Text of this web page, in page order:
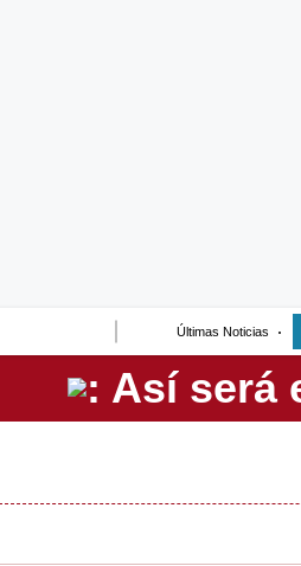
Últimas Noticias